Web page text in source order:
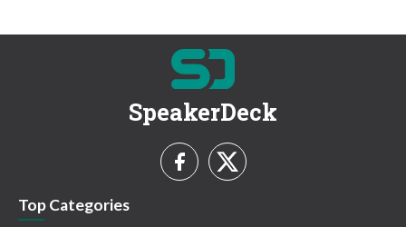
SpeakerDeck
Top Categories